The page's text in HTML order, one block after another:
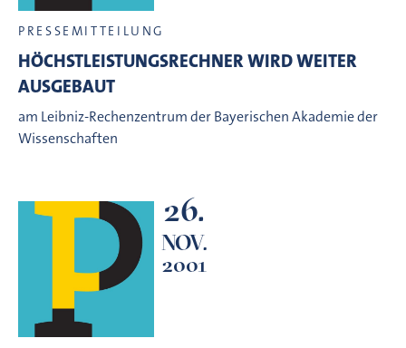
PRESSEMITTEILUNG
HÖCHSTLEISTUNGSRECHNER WIRD WEITER
AUSGEBAUT
am Leibniz-Rechenzentrum der Bayerischen Akademie der
Wissenschaften
26.
NOV.
2001